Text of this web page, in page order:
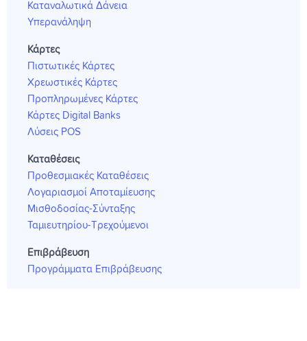
Καταναλωτικά Δάνεια
Υπερανάληψη
Κάρτες
Πιστωτικές Κάρτες
Χρεωστικές Κάρτες
Προπληρωμένες Κάρτες
Κάρτες Digital Banks
Λύσεις POS
Καταθέσεις
Προθεσμιακές Καταθέσεις
Λογαριασμοί Αποταμίευσης
Μισθοδοσίας-Σύνταξης
Ταμιευτηρίου-Τρεχούμενοι
Επιβράβευση
Προγράμματα Επιβράβευσης